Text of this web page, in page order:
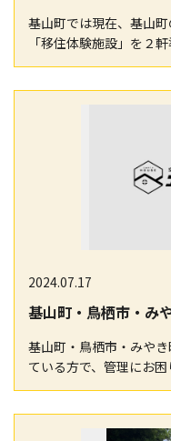
基山町では現在、基山
「移住体験施設」を２軒準備して
最長１４日間も宿泊利
2024.07.17
基山町・鳥栖市・みや
ている方で、管理にお
サービスのご相談を承